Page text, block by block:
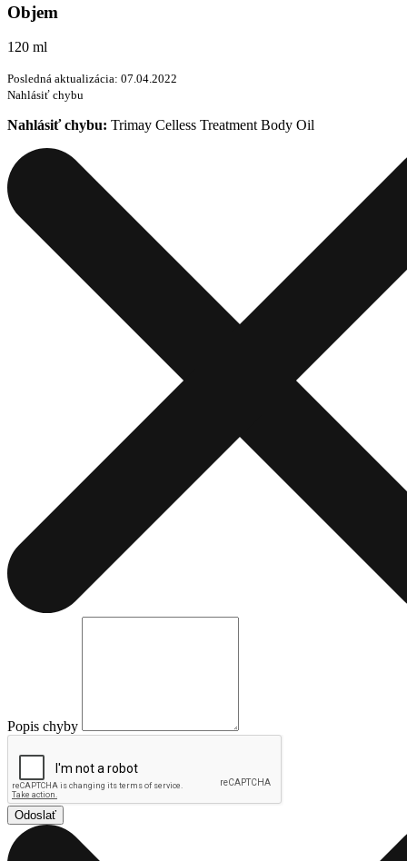
Objem
120 ml
Posledná aktualizácia: 07.04.2022
Nahlásiť chybu
Nahlásiť chybu: Trimay Celless Treatment Body Oil
Popis chyby
Odoslať